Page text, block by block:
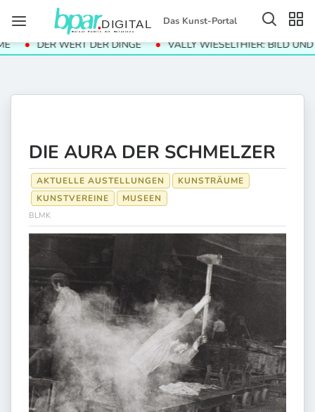
Das Kunst-Portal
DER WERT DER DINGE VALLY WIESELTHIER: BILD UND TON
DIE AURA DER SCHMELZER
AKTUELLE AUSTELLUNGEN
KUNSTRÄUME
KUNSTVEREINE
MUSEEN
BLMK